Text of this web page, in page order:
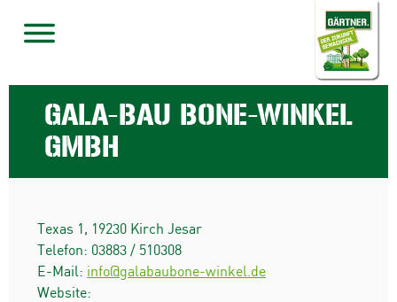
GALA-BAU BONE-WINKEL
GMBH
Texas 1 , 19230 Kirch Jesar
Telefon: 03883 / 510308
E-Mail: info@galabaubone-winkel.de
Website: